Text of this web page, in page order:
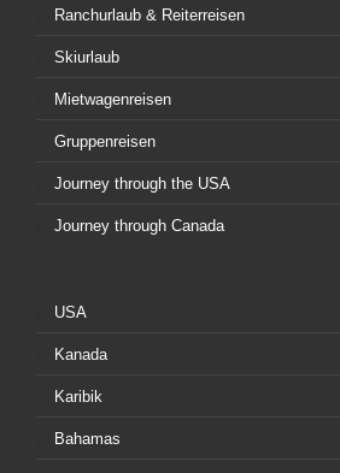
Ranchurlaub & Reiterreisen
Skiurlaub
Mietwagenreisen
Gruppenreisen
Journey through the USA
Journey through Canada
USA
Kanada
Karibik
Bahamas